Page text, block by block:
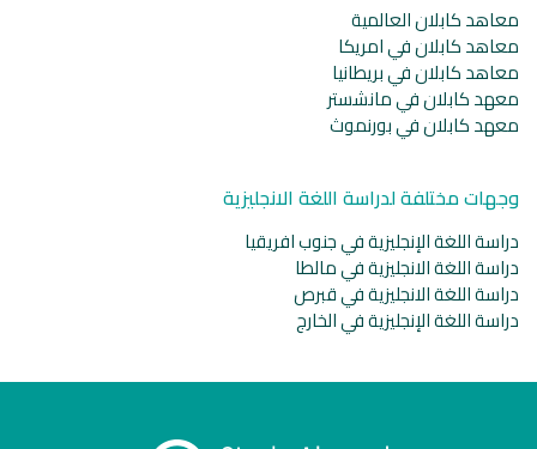
معاهد كابلان العالمية
معاهد كابلان في امريكا
معاهد كابلان في بريطانيا
معهد كابلان في مانشستر
معهد كابلان في بورنموث
وجهات مختلفة لدراسة اللغة الانجليزية
دراسة اللغة الإنجليزية في جنوب افريقيا
دراسة اللغة الانجليزية في مالطا
دراسة اللغة الانجليزية في قبرص
دراسة اللغة الإنجليزية في الخارج